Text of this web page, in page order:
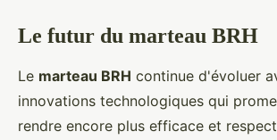
Le futur du marteau BRH
Le marteau BRH continue d'évoluer
innovations technologiques qui
rendre encore plus efficace et